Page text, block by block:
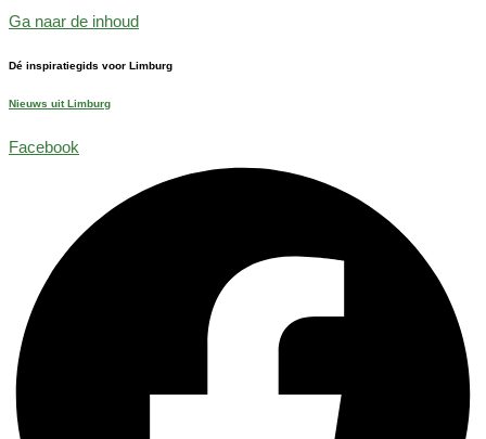
Ga naar de inhoud
Dé inspiratiegids voor Limburg
Nieuws uit Limburg
Facebook